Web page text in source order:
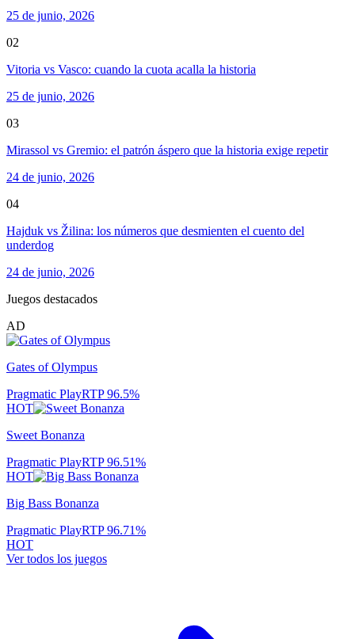
25 de junio, 2026
02
Vitoria vs Vasco: cuando la cuota acalla la historia
25 de junio, 2026
03
Mirassol vs Gremio: el patrón áspero que la historia exige repetir
24 de junio, 2026
04
Hajduk vs Žilina: los números que desmienten el cuento del
underdog
24 de junio, 2026
Juegos destacados
AD
Gates of Olympus
Pragmatic PlayRTP96.5%
HOT
Sweet Bonanza
Pragmatic PlayRTP96.51%
HOT
Big Bass Bonanza
Pragmatic PlayRTP96.71%
HOT
Ver todos los juegos